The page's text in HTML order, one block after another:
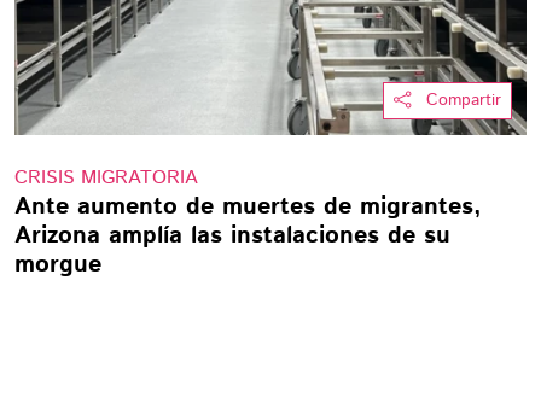
Compartir
CRISIS MIGRATORIA
Ante aumento de muertes de migrantes,
Arizona amplía las instalaciones de su
morgue